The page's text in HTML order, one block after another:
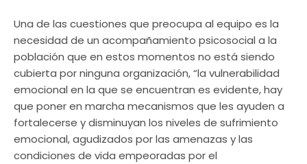
Una de las cuestiones que preocupa al equipo es la
necesidad de un acompañamiento psicosocial a la
población que en estos momentos no está siendo
cubierta por ninguna organización, “la vulnerabilidad
emocional en la que se encuentran es evidente, hay
que poner en marcha mecanismos que les ayuden a
fortalecerse y disminuyan los niveles de sufrimiento
emocional, agudizados por las amenazas y las
condiciones de vida empeoradas por el